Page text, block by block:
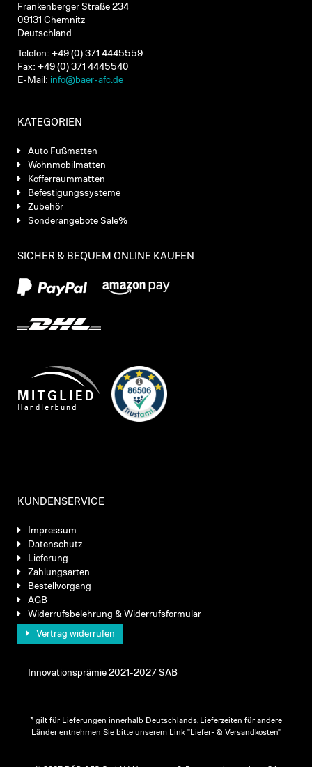
Frankenberger Straße 234
09131 Chemnitz
Deutschland
Telefon: +49 (0) 371 4445559
Fax: +49 (0) 371 4445540
E-Mail: info@baer-afc.de
KATEGORIEN
Auto Fußmatten
Wohnmobilmatten
Kofferraummatten
Befestigungssysteme
Zubehör
Sonderangebote Sale%
SICHER & BEQUEM ONLINE KAUFEN
KUNDENSERVICE
Impressum
Datenschutz
Lieferung
Zahlungsarten
Bestellvorgang
AGB
Widerrufsbelehrung & Widerrufsformular
Vertrag widerrufen
Innovationsprämie 2021-2027 SAB
* gilt für Lieferungen innerhalb Deutschlands, Lieferzeiten für andere
Länder entnehmen Sie bitte unserem Link "Liefer- & Versandkosten"